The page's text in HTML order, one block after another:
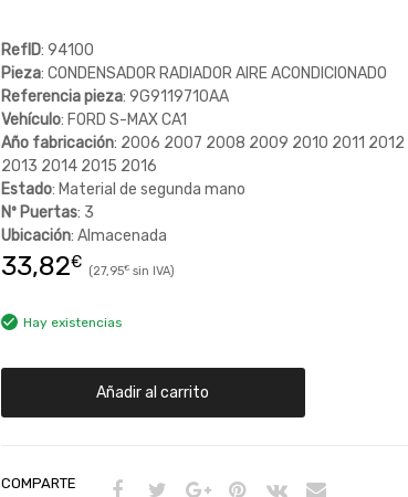
RefID: 94100
Pieza: CONDENSADOR RADIADOR AIRE ACONDICIONADO
Referencia pieza: 9G9119710AA
Vehículo: FORD S-MAX CA1
Año fabricación: 2006 2007 2008 2009 2010 2011 2012
2013 2014 2015 2016
Estado: Material de segunda mano
Nº Puertas: 3
Ubicación: Almacenada
33,82€ 27,95€
Hay existencias
Añadir al carrito
COMPARTE